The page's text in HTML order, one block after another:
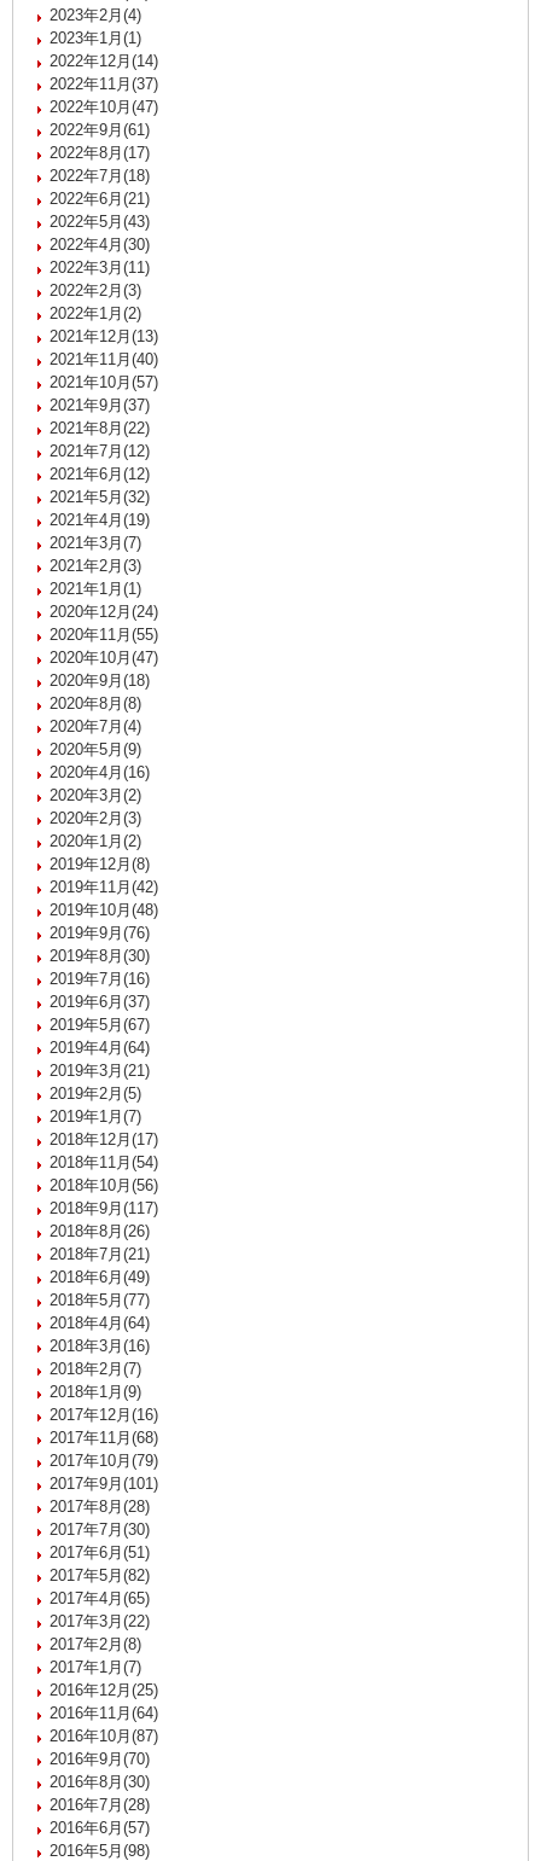
2023年2月(4)
2023年1月(1)
2022年12月(14)
2022年11月(37)
2022年10月(47)
2022年9月(61)
2022年8月(17)
2022年7月(18)
2022年6月(21)
2022年5月(43)
2022年4月(30)
2022年3月(11)
2022年2月(3)
2022年1月(2)
2021年12月(13)
2021年11月(40)
2021年10月(57)
2021年9月(37)
2021年8月(22)
2021年7月(12)
2021年6月(12)
2021年5月(32)
2021年4月(19)
2021年3月(7)
2021年2月(3)
2021年1月(1)
2020年12月(24)
2020年11月(55)
2020年10月(47)
2020年9月(18)
2020年8月(8)
2020年7月(4)
2020年5月(9)
2020年4月(16)
2020年3月(2)
2020年2月(3)
2020年1月(2)
2019年12月(8)
2019年11月(42)
2019年10月(48)
2019年9月(76)
2019年8月(30)
2019年7月(16)
2019年6月(37)
2019年5月(67)
2019年4月(64)
2019年3月(21)
2019年2月(5)
2019年1月(7)
2018年12月(17)
2018年11月(54)
2018年10月(56)
2018年9月(117)
2018年8月(26)
2018年7月(21)
2018年6月(49)
2018年5月(77)
2018年4月(64)
2018年3月(16)
2018年2月(7)
2018年1月(9)
2017年12月(16)
2017年11月(68)
2017年10月(79)
2017年9月(101)
2017年8月(28)
2017年7月(30)
2017年6月(51)
2017年5月(82)
2017年4月(65)
2017年3月(22)
2017年2月(8)
2017年1月(7)
2016年12月(25)
2016年11月(64)
2016年10月(87)
2016年9月(70)
2016年8月(30)
2016年7月(28)
2016年6月(57)
2016年5月(98)